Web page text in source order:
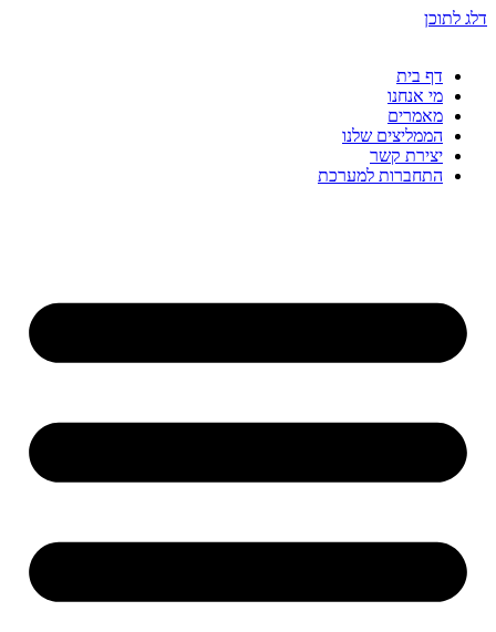
דלג לתוכן
דף בית
מי אנחנו
מאמרים
הממליצים שלנו
יצירת קשר
התחברות למערכת